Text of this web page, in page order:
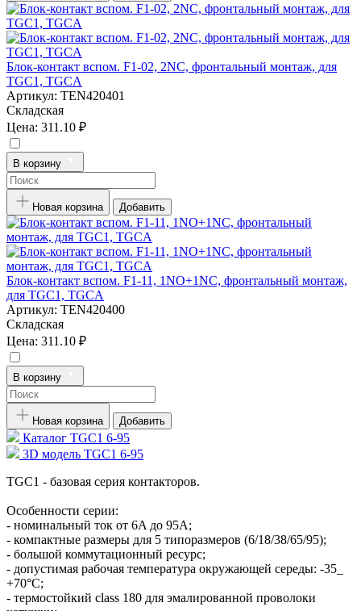
Блок-контакт вспом. F1-02, 2NC, фронтальный монтаж, для
TGC1, TGCA
Артикул: TEN420401
Складская
Цена: 311.10 ₽
В корзину
Новая корзина Добавить
Блок-контакт вспом. F1-11, 1NO+1NC, фронтальный монтаж,
для TGC1, TGCA
Артикул: TEN420400
Складская
Цена: 311.10 ₽
В корзину
Новая корзина Добавить
Каталог TGC1 6-95
3D модель TGC1 6-95
TGС1 - базовая серия контакторов.
Особенности серии:
- номинальный ток от 6A до 95A;
- компактные размеры для 5 типоразмеров (6/18/38/65/95);
- большой коммутационный ресурс;
- допустимая рабочая температура окружающей середы: -35_
+70°С;
- термостойкий class 180 для эмалированной проволоки